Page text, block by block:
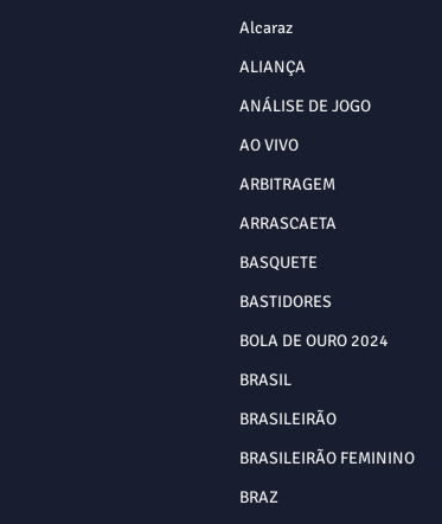
Alcaraz
ALIANÇA
ANÁLISE DE JOGO
AO VIVO
ARBITRAGEM
ARRASCAETA
BASQUETE
BASTIDORES
BOLA DE OURO 2024
BRASIL
BRASILEIRÃO
BRASILEIRÃO FEMININO
BRAZ